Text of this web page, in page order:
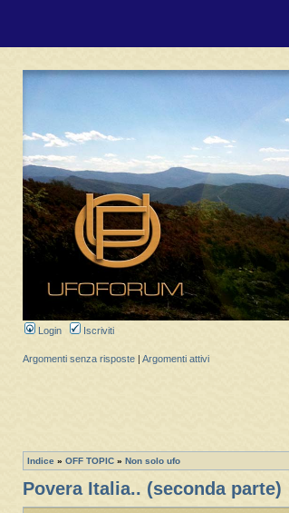
Login Iscriviti
Argomenti senza risposte Argomenti attivi
Indice » OFF TOPIC » Non solo ufo
Povera Italia.. (seconda parte)